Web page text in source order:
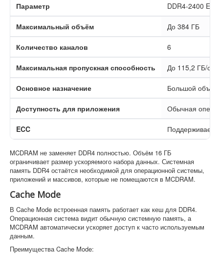
Параметр DDR4-2400
Максимальный объём До 384 ГБ
Количество каналов 6
Максимальная пропускная способность До 115,2 ГБ/с
Основное назначение Большой
Доступность для приложения Обычная
ECC
MCDRAM не заменяет DDR4 полностью. Объём 16 ГБ
ограничивает размер ускоряемого набора данных. Системная
память DDR4 остаётся необходимой для операционной системы,
приложений и массивов, которые не помещаются в MCDRAM.
Cache Mode
В Cache Mode встроенная память работает как кеш для DDR4.
Операционная система видит обычную системную память, а
MCDRAM автоматически ускоряет доступ к часто используемым
данным.
Преимущества Cache Mode: